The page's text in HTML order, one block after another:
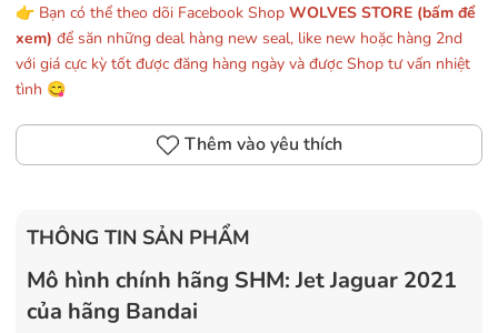
👉 Bạn có thể theo dõi Facebook Shop WOLVES STORE (bấm để
xem) để săn những deal hàng new seal, like new hoặc hàng 2nd
với giá cực kỳ tốt được đăng hàng ngày và được Shop tư vấn nhiệt
tình 😋
Thêm vào yêu thích
THÔNG TIN SẢN PHẨM
Mô hình chính hãng SHM: Jet Jaguar 2021
của hãng Bandai